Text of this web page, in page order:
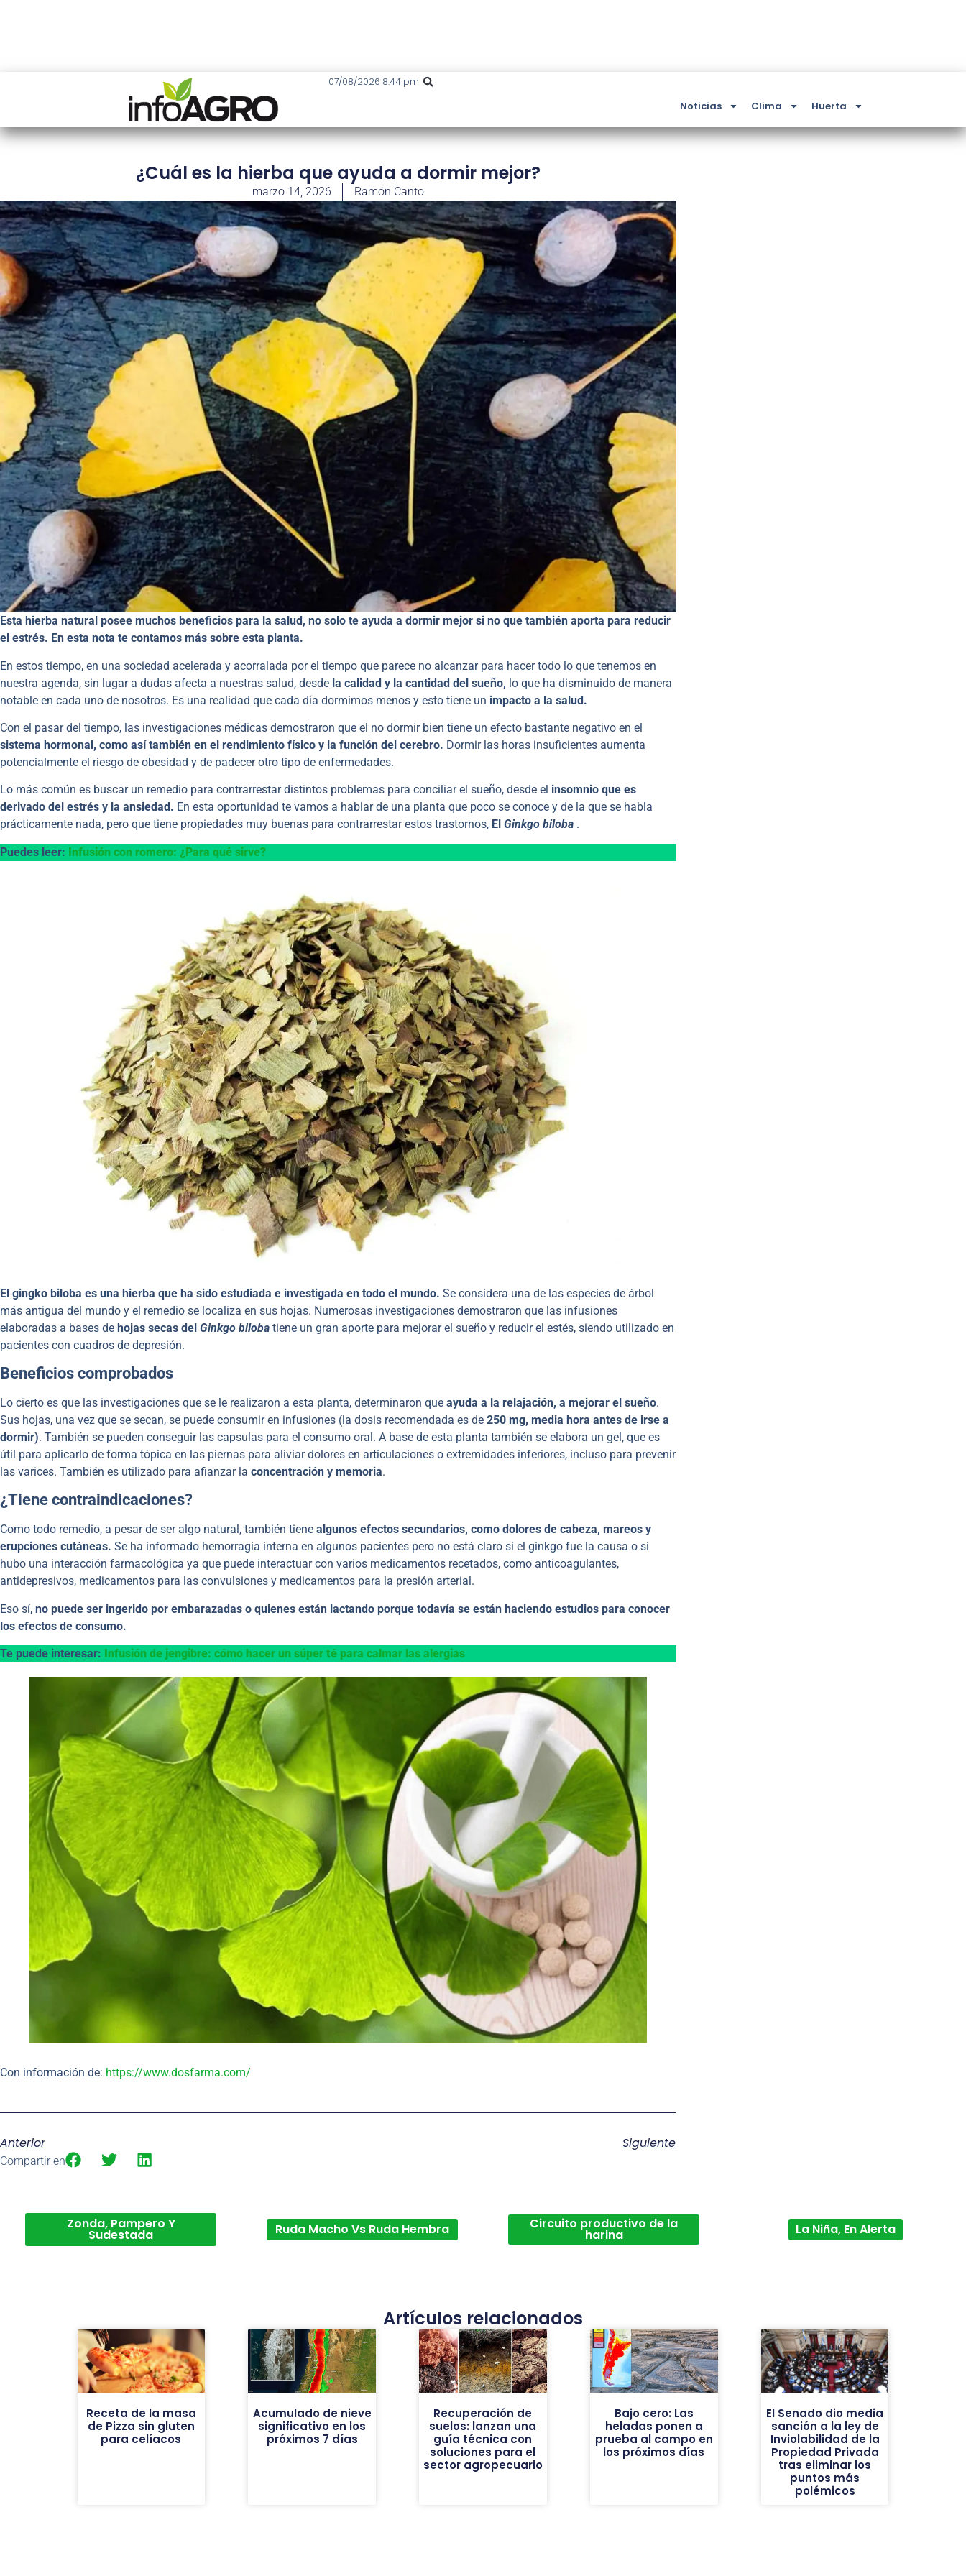
07/08/2026 8:44 pm
Noticias Clima Huerta
¿Cuál es la hierba que ayuda a dormir mejor?
marzo 14, 2026 Ramón Canto
Esta hierba natural posee muchos beneficios para la salud, no solo te ayuda a dormir mejor si no que también aporta para reducir
el estrés. En esta nota te contamos más sobre esta planta.
En estos tiempo, en una sociedad acelerada y acorralada por el tiempo que parece no alcanzar para hacer todo lo que tenemos en
nuestra agenda, sin lugar a dudas afecta a nuestras salud, desde la calidad y la cantidad del sueño, lo que ha disminuido de manera
notable en cada uno de nosotros. Es una realidad que cada día dormimos menos y esto tiene un impacto a la salud.
Con el pasar del tiempo, las investigaciones médicas demostraron que el no dormir bien tiene un efecto bastante negativo en el
sistema hormonal, como así también en el rendimiento físico y la función del cerebro. Dormir las horas insuficientes aumenta
potencialmente el riesgo de obesidad y de padecer otro tipo de enfermedades.
Lo más común es buscar un remedio para contrarrestar distintos problemas para conciliar el sueño, desde el insomnio que es
derivado del estrés y la ansiedad. En esta oportunidad te vamos a hablar de una planta que poco se conoce y de la que se habla
prácticamente nada, pero que tiene propiedades muy buenas para contrarrestar estos trastornos, El Ginkgo biloba .
Puedes leer: Infusión con romero: ¿Para qué sirve?
El gingko biloba es una hierba que ha sido estudiada e investigada en todo el mundo. Se considera una de las especies de árbol
más antigua del mundo y el remedio se localiza en sus hojas. Numerosas investigaciones demostraron que las infusiones
elaboradas a bases de hojas secas del Ginkgo biloba tiene un gran aporte para mejorar el sueño y reducir el estés, siendo utilizado en
pacientes con cuadros de depresión.
Beneficios comprobados
Lo cierto es que las investigaciones que se le realizaron a esta planta, determinaron que ayuda a la relajación, a mejorar el sueño.
Sus hojas, una vez que se secan, se puede consumir en infusiones (la dosis recomendada es de 250 mg, media hora antes de irse a
dormir). También se pueden conseguir las capsulas para el consumo oral. A base de esta planta también se elabora un gel, que es
útil para aplicarlo de forma tópica en las piernas para aliviar dolores en articulaciones o extremidades inferiores, incluso para prevenir
las varices. También es utilizado para afianzar la concentración y memoria.
¿Tiene contraindicaciones?
Como todo remedio, a pesar de ser algo natural, también tiene algunos efectos secundarios, como dolores de cabeza, mareos y
erupciones cutáneas. Se ha informado hemorragia interna en algunos pacientes pero no está claro si el ginkgo fue la causa o si
hubo una interacción farmacológica ya que puede interactuar con varios medicamentos recetados, como anticoagulantes,
antidepresivos, medicamentos para las convulsiones y medicamentos para la presión arterial.
Eso sí, no puede ser ingerido por embarazadas o quienes están lactando porque todavía se están haciendo estudios para conocer
los efectos de consumo.
Te puede interesar: Infusión de jengibre: cómo hacer un súper té para calmar las alergias
Con información de: https://www.dosfarma.com/
Anterior Siguiente
Compartir en
Zonda, Pampero Y
Sudestada Ruda Macho Vs Ruda Hembra Circuito productivo de la
harina La Niña, En Alerta
Artículos relacionados
Receta de la masa
de Pizza sin gluten
para celíacos
Acumulado de nieve
significativo en los
próximos 7 días
Recuperación de
suelos: lanzan una
guía técnica con
soluciones para el
sector agropecuario
Bajo cero: Las
heladas ponen a
prueba al campo en
los próximos días
El Senado dio media
sanción a la ley de
Inviolabilidad de la
Propiedad Privada
tras eliminar los
puntos más
polémicos